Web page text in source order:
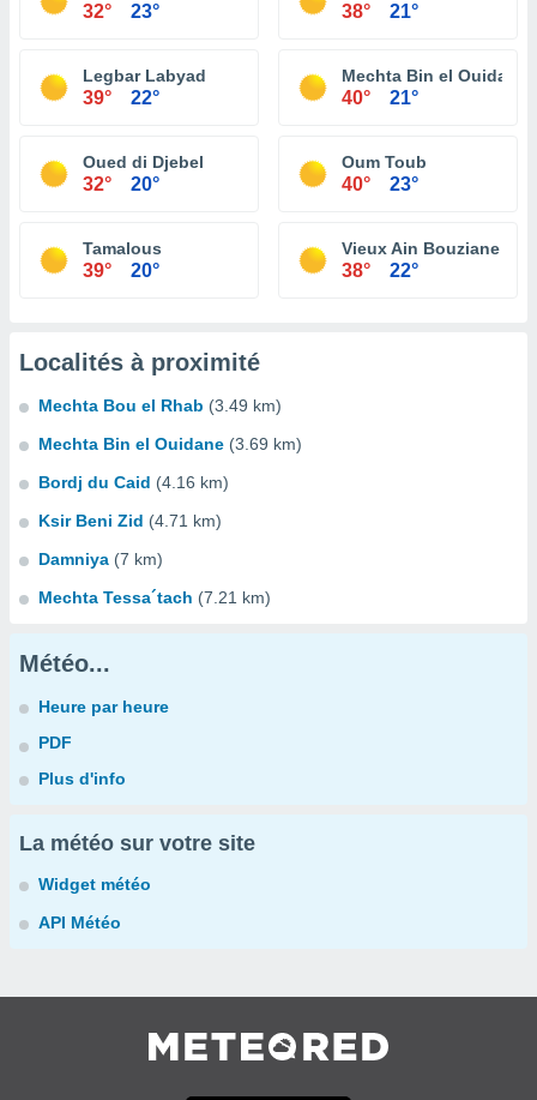
32° 23° 38° 21°
Legbar Labyad
39° 22°
Mechta Bin el Ouidane
40° 21°
Oued di Djebel
32° 20°
Oum Toub
40° 23°
Tamalous
39° 20°
Vieux Ain Bouziane
38° 22°
Localités à proximité
Mechta Bou el Rhab (3.49 km)
Mechta Bin el Ouidane (3.69 km)
Bordj du Caid (4.16 km)
Ksir Beni Zid (4.71 km)
Damniya (7 km)
Mechta Tessa´tach (7.21 km)
Météo...
Heure par heure
PDF
Plus d'info
La météo sur votre site
Widget météo
API Météo